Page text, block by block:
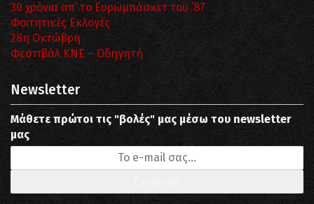
30 χρόνια απ’ το Ευρωμπάσκετ του ΄87
Φοιτητικές Εκλογές
28η Οκτώβρη
Φεστιβάλ ΚΝΕ – Οδηγητή
Newsletter
Μάθετε πρώτοι τις "βολές" μας μέσω του newsletter
μας